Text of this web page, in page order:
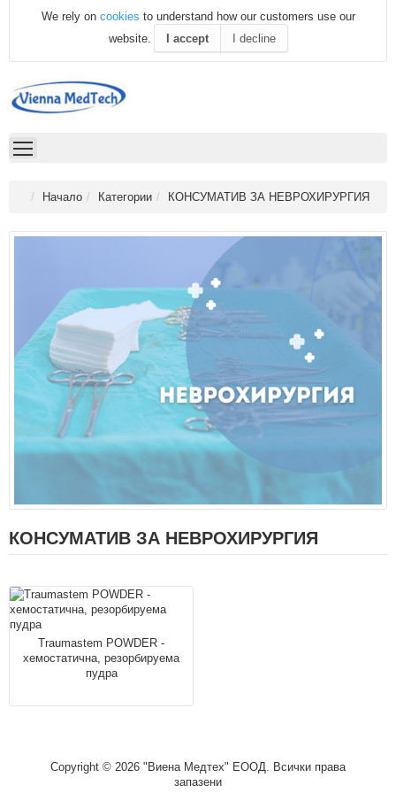
We rely on cookies to understand how our customers use our
website.
I accept I decline
Начало Категории КОНСУМАТИВ ЗА НЕВРОХИРУРГИЯ
КОНСУМАТИВ ЗА НЕВРОХИРУРГИЯ
Traumastem POWDER -
хемостатична, резорбируема
пудра
Copyright © 2026 "Виена Медтех" ЕООД. Всички права
запазени